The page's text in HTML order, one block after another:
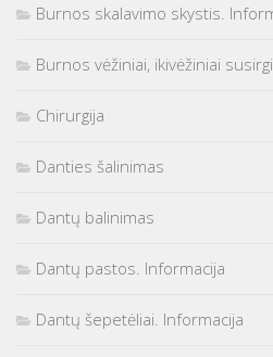
Burnos skalavimo skystis.
Burnos vėžiniai, ikivėžiniai
Chirurgija
Danties šalinimas
Dantų balinimas
Dantų pastos. Informacija
Dantų šepetėliai. Informacija